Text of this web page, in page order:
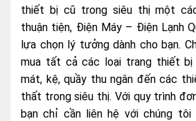
thiết bị cũ trong siêu thị một
thuận tiện, Điện Máy – Điện Lạnh
lựa chọn lý tưởng dành cho bạn.
mua tất cả các loại trang thiết
mát, kệ, quầy thu ngân đến các
thất trong siêu thị. Với quy trình
bạn chỉ cần liên hệ với chúng tôi